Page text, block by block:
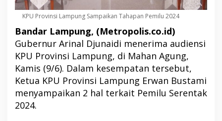
KPU Provinsi Lampung Sampaikan Tahapan Pemilu 2024
Bandar Lampung, (Metropolis.co.id)
Gubernur Arinal Djunaidi menerima audiensi
KPU Provinsi Lampung, di Mahan Agung,
Kamis (9/6). Dalam kesempatan tersebut,
Ketua KPU Provinsi Lampung Erwan Bustami
menyampaikan 2 hal terkait Pemilu Serentak
2024.